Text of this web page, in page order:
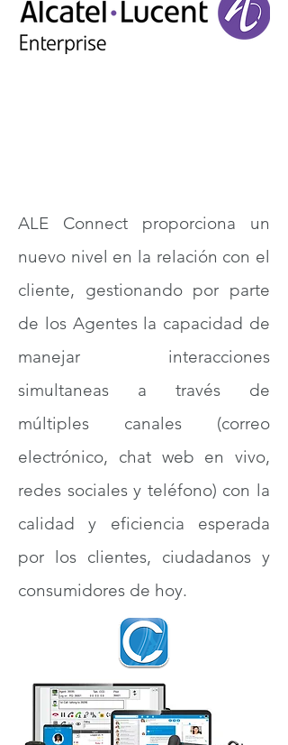
ALE Connect proporciona un
nuevo nivel en la relación con el
cliente, gestionando por parte
de los Agentes la capacidad de
manejar interacciones
simultaneas a través de
múltiples canales (correo
electrónico, chat web en vivo,
redes sociales y teléfono) con la
calidad y eficiencia esperada
por los clientes, ciudadanos y
consumidores de hoy.